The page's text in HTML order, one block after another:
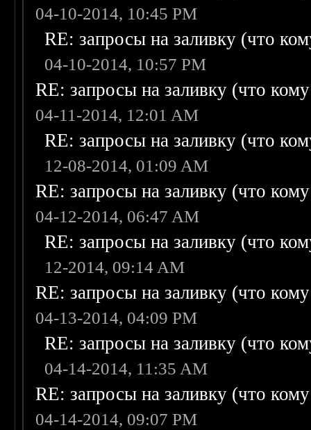
04-10-2014, 10:45 PM
RE: запросы на заливку (что
04-10-2014, 10:57 PM
RE: запросы на заливку (что
04-11-2014, 12:01 AM
RE: запросы на заливку (что
12-08-2014, 01:09 AM
RE: запросы на заливку (что
04-12-2014, 06:47 AM
RE: запросы на заливку (что
12-2014, 09:14 AM
RE: запросы на заливку (что
04-13-2014, 04:09 PM
RE: запросы на заливку (что
04-14-2014, 11:35 AM
RE: запросы на заливку (что
04-14-2014, 09:07 PM